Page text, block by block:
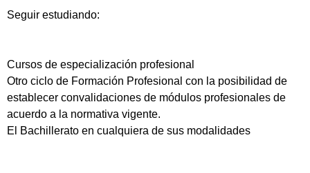
Seguir estudiando:
Cursos de especialización profesional
Otro ciclo de Formación Profesional con la posibilidad de
establecer convalidaciones de módulos profesionales de
acuerdo a la normativa vigente.
El Bachillerato en cualquiera de sus modalidades